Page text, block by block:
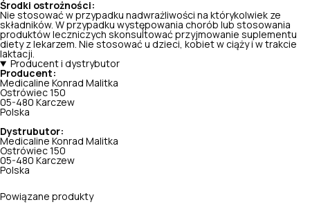
Środki ostrożności:
Nie stosować w przypadku nadwrażliwości na którykolwiek ze
składników. W przypadku występowania chorób lub stosowania
produktów leczniczych skonsultować przyjmowanie suplementu
diety z lekarzem. Nie stosować u dzieci, kobiet w ciąży i w trakcie
laktacji.
Producent i dystrybutor
Producent:
Medicaline Konrad Malitka
Ostrówiec 150
05-480 Karczew
Polska
Dystrubutor:
Medicaline Konrad Malitka
Ostrówiec 150
05-480 Karczew
Polska
Powiązane produkty